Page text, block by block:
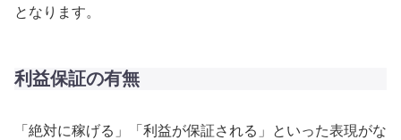
となります。
利益保証の有無
「絶対に稼げる」「利益が保証される」といった表現がな